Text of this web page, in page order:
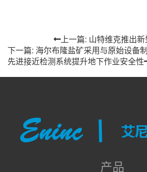
上一篇: 山特维克推出
下一篇: 海尔布隆盐矿采用与原始设备
先进接近检测系统提升地下作业安全性
产品